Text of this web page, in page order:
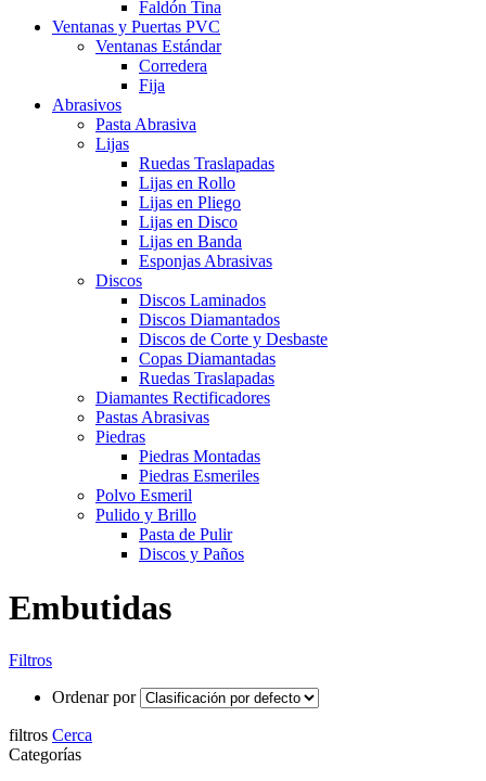
Faldón Tina
Ventanas y Puertas PVC
Ventanas Estándar
Corredera
Fija
Abrasivos
Pasta Abrasiva
Lijas
Ruedas Traslapadas
Lijas en Rollo
Lijas en Pliego
Lijas en Disco
Lijas en Banda
Esponjas Abrasivas
Discos
Discos Laminados
Discos Diamantados
Discos de Corte y Desbaste
Copas Diamantadas
Ruedas Traslapadas
Diamantes Rectificadores
Pastas Abrasivas
Piedras
Piedras Montadas
Piedras Esmeriles
Polvo Esmeril
Pulido y Brillo
Pasta de Pulir
Discos y Paños
Embutidas
Filtros
Ordenar por
filtros Cerca
Categorías